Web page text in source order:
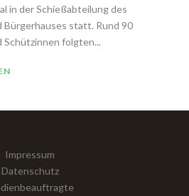
in der Schießabteilung des
Bürgerhauses statt. Rund 90
Schützinnen folgten...
Impressum
Datenschutz